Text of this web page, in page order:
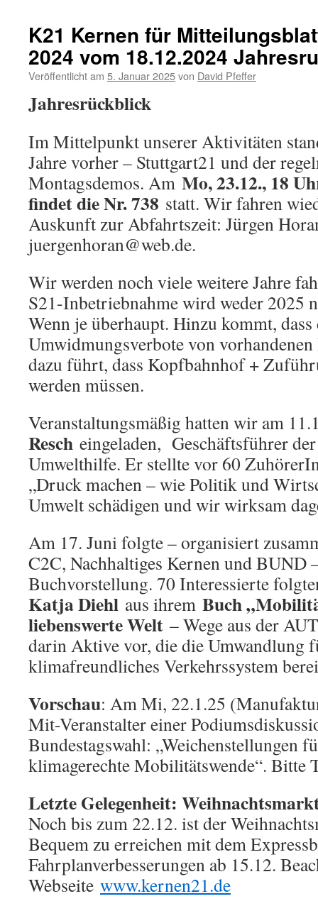
K21 Kernen für
2024 vom 18.12.2024
Veröffentlicht am 5. Januar 2025von David Pfeffer
Jahresrückblick
Im Mittelpunkt unserer Aktivitäten
Jahre vorher – Stuttgart21 und der
Montagsdemos. Am Mo, 23.12., 18
findet die Nr. 738 statt. Wir fahren
Auskunft zur Abfahrtszeit: Jürgen
juergenhoran@web.de.
Wir werden noch viele weitere Jahre
S21-Inbetriebnahme wird weder 2025
Wenn je überhaupt. Hinzu kommt, dass
Umwidmungsverbote von
dazu führt, dass Kopfbahnhof +
werden müssen.
Veranstaltungsmäßig hatten wir am
Resch eingeladen, Geschäftsführer
Umwelthilfe. Er stellte vor 60
„Druck machen – wie Politik und
Umwelt schädigen und wir wirksam
Am 17. Juni folgte – organisiert
C2C, Nachhaltiges Kernen und BUND
Buchvorstellung. 70 Interessierte
Katja Diehl aus ihrem Buch
liebenswerte Welt – Wege aus der
darin Aktive vor, die die Umwandlung
klimafreundliches Verkehrssystem
Vorschau: Am Mi, 22.1.25
Mit-Veranstalter einer
Bundestagswahl: „Weichenstellungen
klimagerechte Mobilitätswende“. Bitte
Letzte Gelegenheit:
Noch bis zum 22.12. ist der
Bequem zu erreichen mit dem
Fahrplanverbesserungen ab 15.12.
Webseite www.kernen21.de